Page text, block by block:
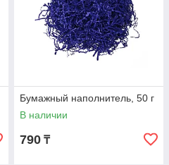
Бумажный наполнитель, 50 г
В наличии
790 ₸